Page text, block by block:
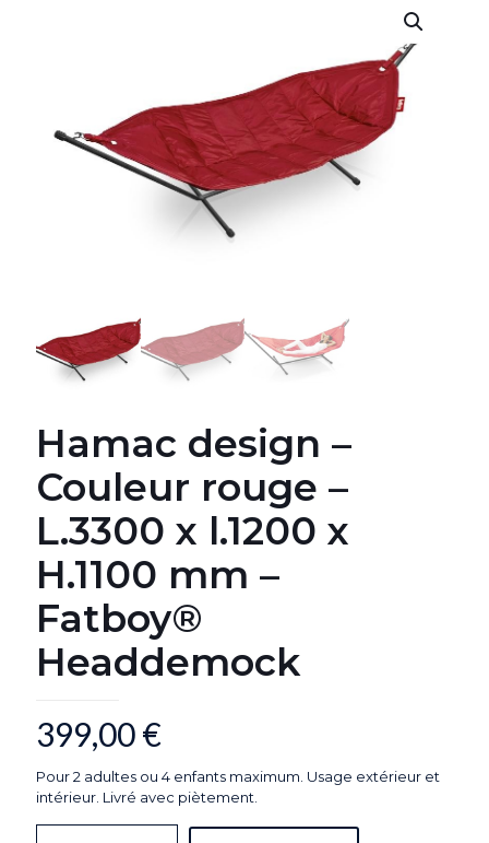
Hamac design –
Couleur rouge –
L.3300 x l.1200 x
H.1100 mm –
Fatboy®
Headdemock
399,00€
Pour 2 adultes ou 4 enfants maximum. Usage extérieur et
intérieur. Livré avec piètement.